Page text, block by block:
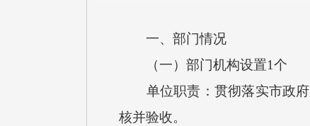
一、部门情况
（一）部门机构设置1个
单位职责：贯彻落实市政府
核并验收。